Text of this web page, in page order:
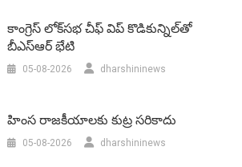
కాంగ్రెస్ లోక్‌సభ చీఫ్ విప్ కొడికున్నిల్‌తో
బీఎస్‌ఆర్‌ భేటి
05-08-2026 dharshininews
హింస రాజకీయాలకు కుట్ర సరికాదు
05-08-2026 dharshininews